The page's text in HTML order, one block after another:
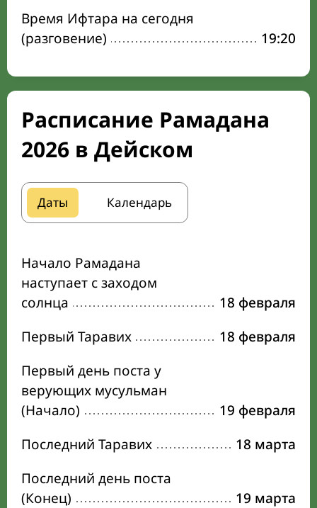
Время Ифтара на сегодня
(разговение)
19:20
Расписание Рамадана
2026 в Дейском
Даты Календарь
Начало Рамадана
наступает с заходом
солнца
18 февраля
Первый Таравих
18 февраля
Первый день поста у
верующих мусульман
(Начало)
19 февраля
Последний Таравих
18 марта
Последний день поста
(Конец)
19 марта